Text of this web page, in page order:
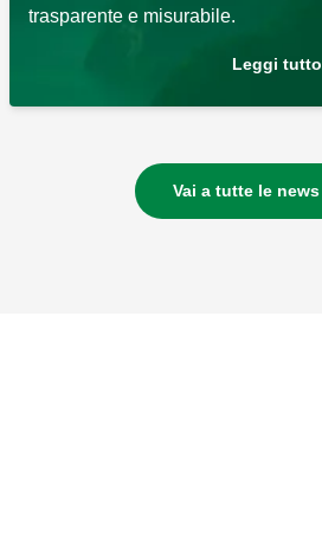
trasparente e misurabile.
Leggi tutto
Vai a tutte le news